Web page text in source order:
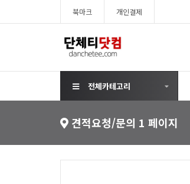
북마크 개인결제
전체카테고리
견적요청/문의 1 페이지